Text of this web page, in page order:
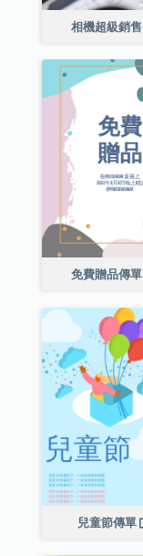
相機超級銷售
免費贈品傳單
兒童節傳單